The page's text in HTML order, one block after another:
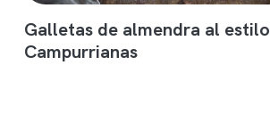
Galletas de almendra al estilo
Campurrianas